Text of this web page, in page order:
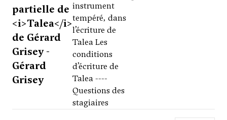
partielle de
<i>Talea</i>
de Gérard
Grisey -
Gérard
Grisey
instrument
tempéré, dans
l’écriture de
Talea Les
conditions
d’écriture de
Talea ----
Questions des
stagiaires